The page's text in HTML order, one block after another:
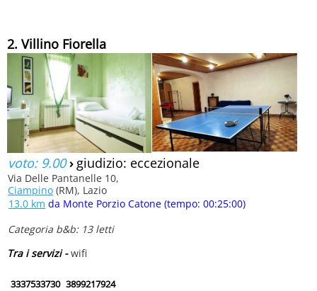
2. Villino Fiorella
voto: 9.00› giudizio: eccezionale
Via Delle Pantanelle 10,
Ciampino (RM), Lazio
13.0 km da Monte Porzio Catone (tempo: 00:25:00)
Categoria b&b: 13 letti
Tra i servizi -wifi
3337533730 3899217924